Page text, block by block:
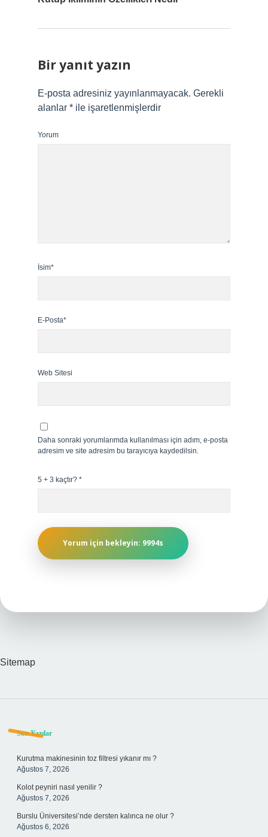
Bir yanıt yazın
E-posta adresiniz yayınlanmayacak. Gerekli
alanlar * ile işaretlenmişlerdir
Yorum
İsim*
E-Posta*
Web Sitesi
Daha sonraki yorumlarımda kullanılması için adım, e-posta
adresim ve site adresim bu tarayıcıya kaydedilsin.
5 + 3 kaçtır? *
Sitemap
Sidebar
Son Yazılar
Kurutma makinesinin toz filtresi yıkanır mı ?
Ağustos 7, 2026
Kolot peyniri nasıl yenilir ?
Ağustos 7, 2026
Burslu Üniversitesi’nde dersten kalınca ne olur ?
Ağustos 6, 2026